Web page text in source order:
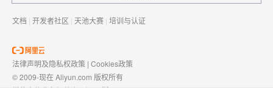
文档 | 开发者社区 | 天池大赛 | 培训与认证
法律声明及隐私权政策 | Cookies政策
© 2009-现在 Aliyun.com 版权所有